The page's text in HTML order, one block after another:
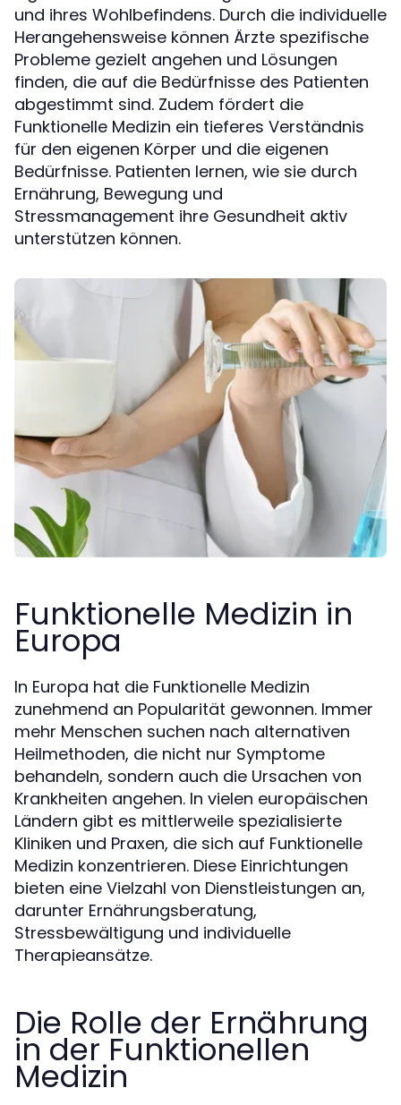
und ihres Wohlbefindens. Durch die individuelle
Herangehensweise können Ärzte spezifische
Probleme gezielt angehen und Lösungen
finden, die auf die Bedürfnisse des Patienten
abgestimmt sind. Zudem fördert die
Funktionelle Medizin ein tieferes Verständnis
für den eigenen Körper und die eigenen
Bedürfnisse. Patienten lernen, wie sie durch
Ernährung, Bewegung und
Stressmanagement ihre Gesundheit aktiv
unterstützen können.
Funktionelle Medizin in
Europa
In Europa hat die Funktionelle Medizin
zunehmend an Popularität gewonnen. Immer
mehr Menschen suchen nach alternativen
Heilmethoden, die nicht nur Symptome
behandeln, sondern auch die Ursachen von
Krankheiten angehen. In vielen europäischen
Ländern gibt es mittlerweile spezialisierte
Kliniken und Praxen, die sich auf Funktionelle
Medizin konzentrieren. Diese Einrichtungen
bieten eine Vielzahl von Dienstleistungen an,
darunter Ernährungsberatung,
Stressbewältigung und individuelle
Therapieansätze.
Die Rolle der Ernährung
in der Funktionellen
Medizin